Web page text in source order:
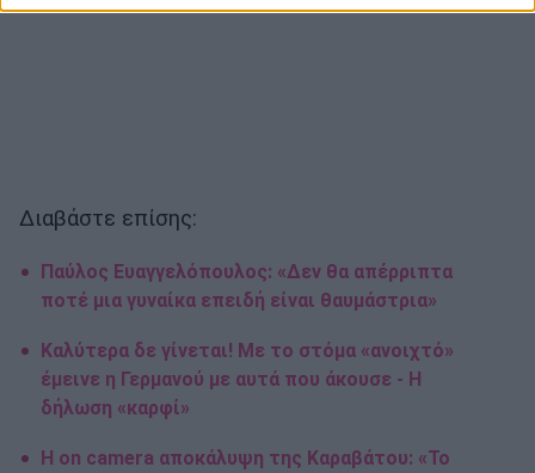
Διαβάστε επίσης:
Παύλος Ευαγγελόπουλος: «Δεν θα απέρριπτα
ποτέ μια γυναίκα επειδή είναι θαυμάστρια»
Καλύτερα δε γίνεται! Με το στόμα «ανοιχτό»
έμεινε η Γερμανού με αυτά που άκουσε - Η
δήλωση «καρφί»
Η on camera αποκάλυψη της Καραβάτου: «Το